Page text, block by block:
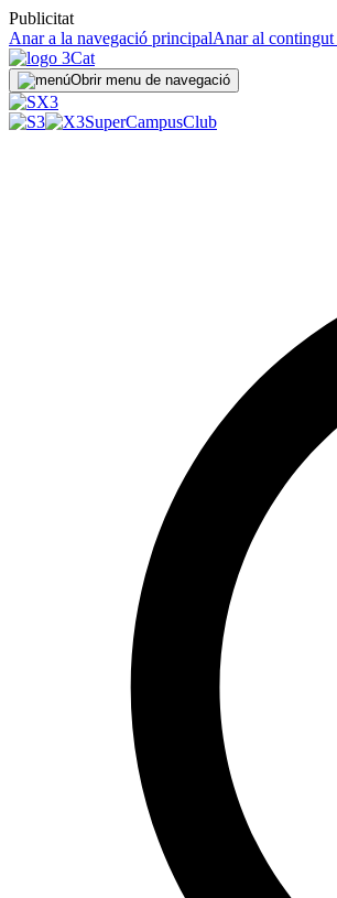
Publicitat
Anar a la navegació principalAnar al contingut
Obrir menu de navegació
SuperCampusClub